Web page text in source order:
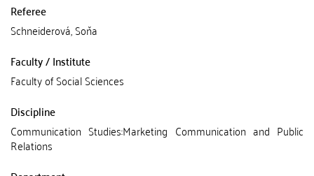
Referee
Schneiderová, Soňa
Faculty / Institute
Faculty of Social Sciences
Discipline
Communication Studies:Marketing Communication and Public
Relations